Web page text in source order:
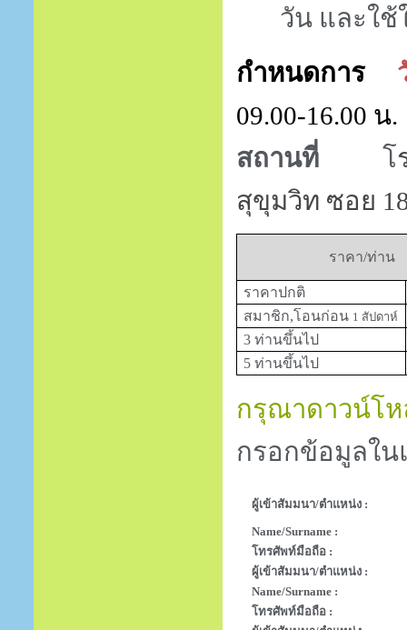
วัน และใช้
กำหนดการ
09.00-16.00 น.
สถานที่
โ
สุขุมวิท ซอย
ราคา/ท่าน
ราคาปกติ
สมาชิก,โอนก่อน 1 สัปดาห์
3 ท่านขึ้นไป
5 ท่านขึ้นไป
กรุณาดาวน์โ
กรอกข้อมูลใน
ผู้เข้าสัมมนา/ตำแหน่ง :
Name/Surname :
โทรศัพท์มือถือ :
ผู้เข้าสัมมนา/ตำแหน่ง :
Name/Surname :
โทรศัพท์มือถือ :